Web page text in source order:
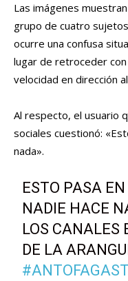
Las imágenes
grupo de cuatro
ocurre una confusa
lugar de retroceder
velocidad en dirección
Al respecto, el usuario
sociales cuestionó:
nada».
ESTO PASA
NADIE HACE
LOS CANALES
DE LA